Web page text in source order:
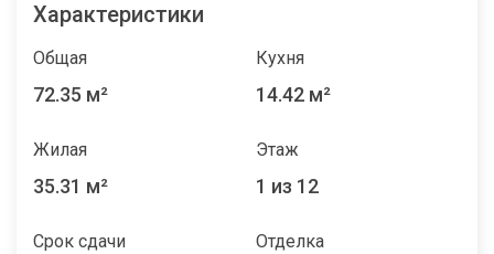
Характеристики
Общая
72.35 м²
Кухня
14.42 м²
Жилая
35.31 м²
Этаж
1 из 12
Срок сдачи Отделка